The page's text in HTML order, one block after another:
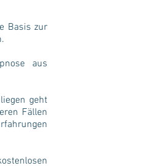
Basis zur
aus
geht
Fällen